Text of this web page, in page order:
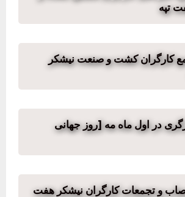
تپه
کارگران کشت و صنعت نیشکر
در اول ماه مه [روز جهانی
و تجمعات کارگران نیشکر هفت